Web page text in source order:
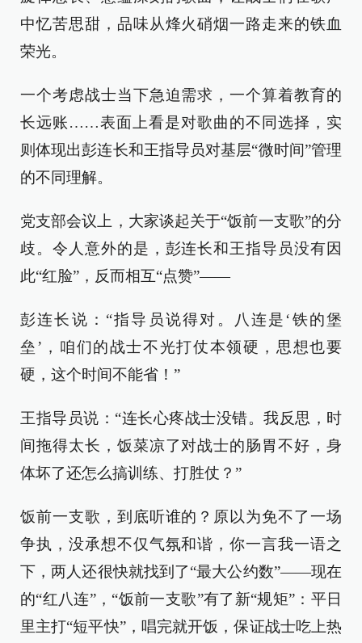
中忆苦思甜，品味从烽火硝烟一路走来的铁血
荣光。
一个考虑战士当下急迫需求，一个算着教育的
长远账……表面上看是对歌曲的不同选择，实
则体现出彭连长和王指导员对基层“微时间”管理
的不同理解。
党支部会议上，大家谈起关于“饭前一支歌”的分
歧。令人意外的是，彭连长和王指导员没有因
此“红脸”，反而相互“点赞”——
彭连长说：“指导员说得对。八连是‘铁的堡
垒’，咱们的战士不光打仗本领硬，思想也要
硬，这个时间不能省！”
王指导员说：“连长心疼战士没错。我反思，时
间拖得太长，饭菜凉了对战士的肠胃不好，身
体坏了还怎么搞训练、打胜仗？”
饭前一支歌，到底听谁的？原以为免不了一场
争执，没承想不仅气氛和谐，你一言我一语之
下，两人还很快就找到了“最大公约数”——现在
的“红八连”，“饭前一支歌”有了新“规矩”：平日
里主打“短平快”，唱完就开饭，保证战士吃上热